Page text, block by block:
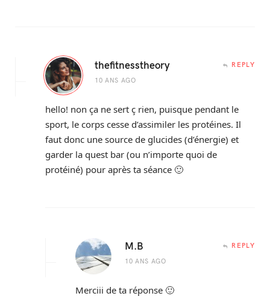
thefitnesstheory
10 ANS AGO
REPLY
hello! non ça ne sert ç rien, puisque pendant le
sport, le corps cesse d’assimiler les protéines. Il
faut donc une source de glucides (d’énergie) et
garder la quest bar (ou n’importe quoi de
protéiné) pour après ta séance 🙂
M.B
10 ANS AGO
REPLY
Merciii de ta réponse 🙂